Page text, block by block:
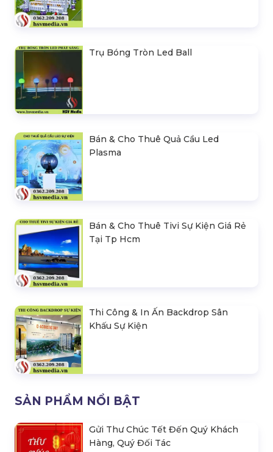
Trụ Bóng Tròn Led Ball
Bán & Cho Thuê Quả Cầu Led
Plasma
Bán & Cho Thuê Tivi Sự Kiện Giá Rẻ
Tại Tp Hcm
Thi Công & In Ấn Backdrop Sân
Khấu Sự Kiện
SẢN PHẨM NỔI BẬT
Gửi Thư Chúc Tết Đến Quý Khách
Hàng, Quý Đối Tác